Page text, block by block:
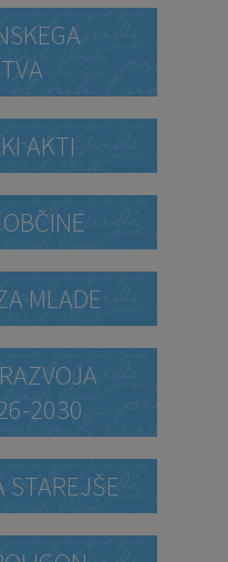
AKTI
MLADE
2030
STAREJŠE